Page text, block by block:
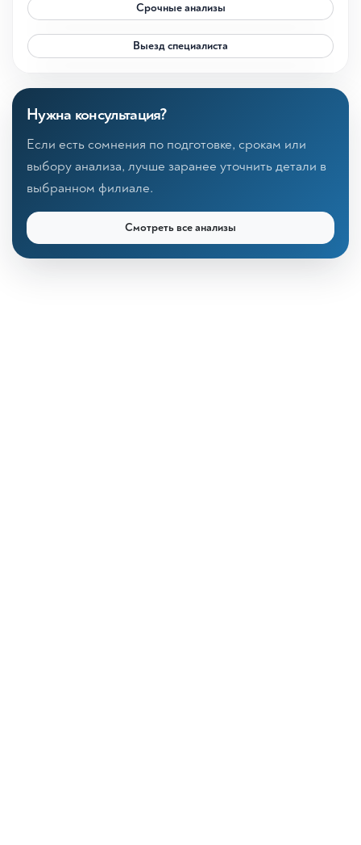
Срочные анализы
Выезд специалиста
Нужна консультация?
Если есть сомнения по подготовке, срокам или
выбору анализа, лучше заранее уточнить детали в
выбранном филиале.
Смотреть все анализы